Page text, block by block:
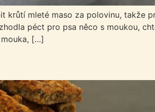
krůtí mleté maso za polovinu, takže
péct pro psa něco s moukou,
[…]